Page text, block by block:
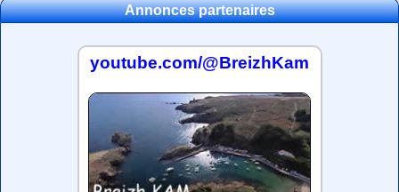
Annonces partenaires
youtube.com/@BreizhKam